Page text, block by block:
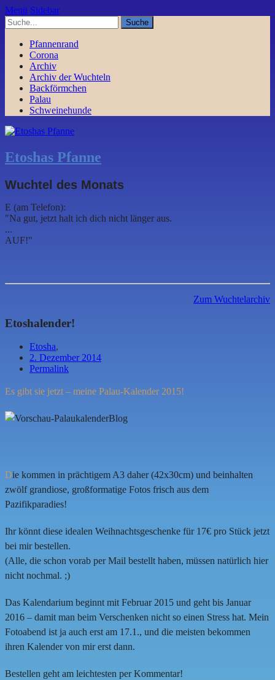
Menü Sidebar
Pfannenrand
Corona
Archiv
Archiv der Wuchteln
Backförmchen
Palau
Schweinehunde
Etoshas Pfanne
Wuchtel des Monats
E (am Telefon):
"Na gut, jetzt halt ich dich nicht länger aus.
...
AUF!"
Zum Wuchtelarchiv
Etoshalender!
Etosha,
2. Dezember 2014
Permalink
Es gibt sie jetzt – meine Palau-Kalender 2015!
Die kommen in prächtigem A3 daher (42x30cm) und beinhalten
zwölf grandiose, großformatige Fotos frisch aus dem
Pazifikparadies!
Ihr könnt diese idealen Weihnachtsgeschenke für 17€ pro Stück jetzt
bei mir bestellen.
(Alle, die schon vorab per Mail bestellt haben, müssen natürlich hier
nicht nochmal. ;)
Das Kalendarium beginnt mit Februar 2015 und geht bis Januar
2016 – damit man beim Verschenken nicht so einen Stress hat. Mein
Fotoabend ist ja auch erst am 17.1., und die meisten bekommen
ihren Kalender von mir erst dann.
Bestellen geht am leichtesten per Kommentar!